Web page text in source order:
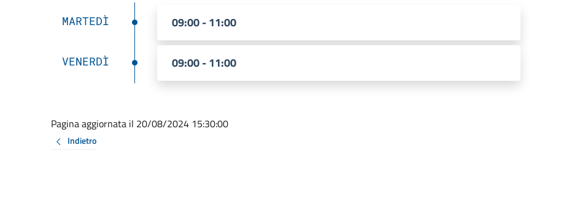
MARTEDÌ 09:00 - 11:00
VENERDÌ 09:00 - 11:00
Pagina aggiornata il 20/08/2024 15:30:00
Indietro